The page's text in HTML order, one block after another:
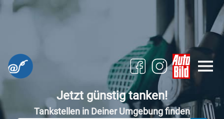
Jetzt günstig tanken!
Tankstellen in Deiner Umgebung finden